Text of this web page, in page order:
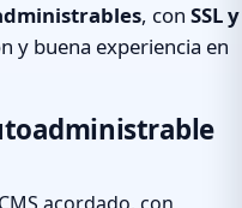
, con SSL y
y buena experiencia en
acordado, con